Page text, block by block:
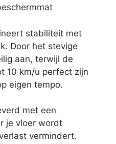
stabiliteit met
Door het stevige
aan, terwijl de
10 km/u perfect zijn
eigen tempo.
met een
je vloer wordt
vermindert.